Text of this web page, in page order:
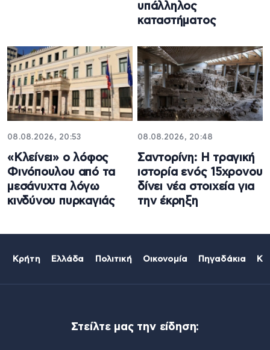
υπάλληλος
καταστήματος
08.08.2026, 20:53
«Κλείνει» ο λόφος
Φινόπουλου από τα
μεσάνυχτα λόγω
κινδύνου πυρκαγιάς
08.08.2026, 20:48
Σαντορίνη: Η τραγική
ιστορία ενός 15χρονου
δίνει νέα στοιχεία για
την έκρηξη
Κρήτη Ελλάδα Πολιτική Οικονομία Πηγαδάκια
Στείλτε μας την είδηση: